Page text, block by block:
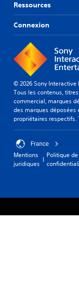
Ressources
Connexion
© 2026 Sony Interactive
Tous les contenus,
commercial, marques
des marques
propriétaires respectifs.
France
Mentions
juridiques
Politique de